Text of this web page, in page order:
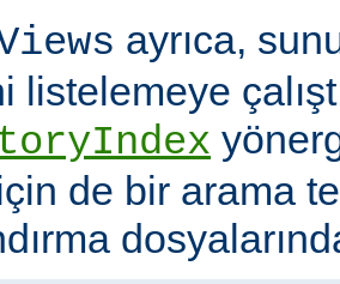
ayrıca,
listelemeye
de bir arama